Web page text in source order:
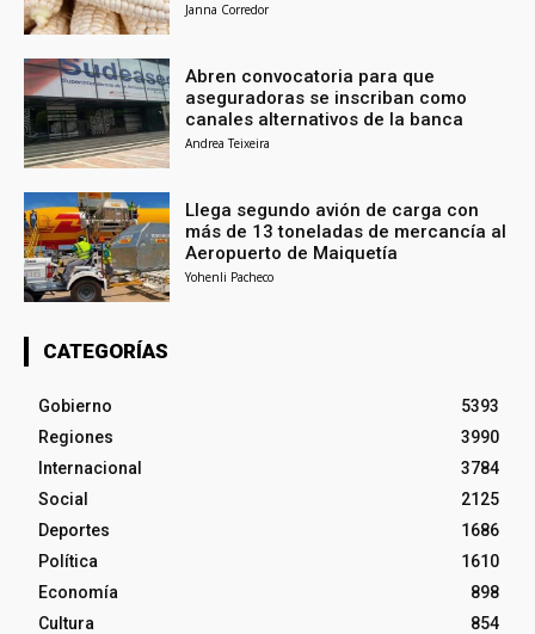
Janna Corredor
Abren convocatoria para que
aseguradoras se inscriban como
canales alternativos de la banca
Andrea Teixeira
Llega segundo avión de carga con
más de 13 toneladas de mercancía al
Aeropuerto de Maiquetía
Yohenli Pacheco
CATEGORÍAS
Gobierno
5393
Regiones
3990
Internacional
3784
Social
2125
Deportes
1686
Política
1610
Economía
898
Cultura
854